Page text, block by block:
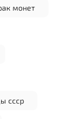
монет
ссср